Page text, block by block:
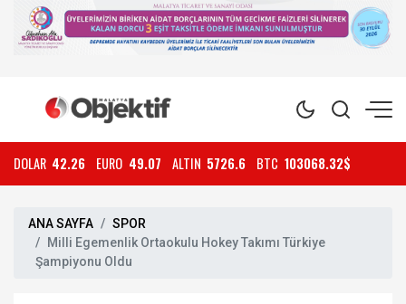
DOLAR 42.26 EURO 49.07 ALTIN 5726.6 BTC 103068.32$
ANA SAYFA
SPOR
Milli Egemenlik Ortaokulu Hokey Takımı Türkiye
Şampiyonu Oldu